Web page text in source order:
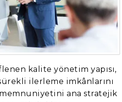
kalite yönetim yapısı,
ilerleme imkânlarını
ana stratejik